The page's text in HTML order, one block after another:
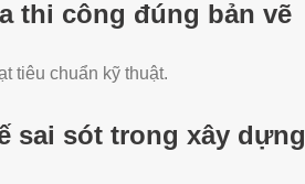
thi công đúng bản vẽ
tiêu chuẩn kỹ thuật.
sai sót trong xây dựng